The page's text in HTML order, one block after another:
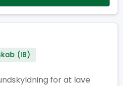
(IB)
for at lave